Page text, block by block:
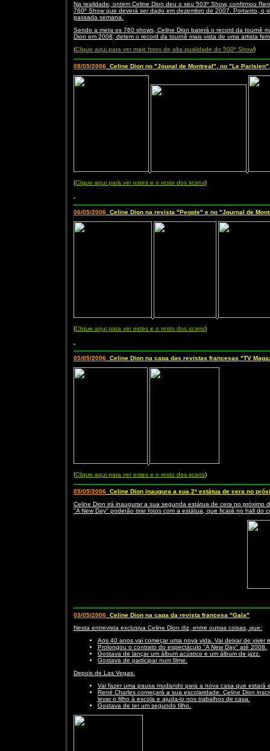
Na realidade, ontem Celine Dion deu o seu 503º Show, confirmou
760º Show que deverá ser dado em dezembro de 2007. Portanto, o
passada semana.
Sendo a meta os 760 shows, Celine Dion baterá o record da tournê
Dion em 2008, detem o record da tournê mais vista de uma artista
(Clique aqui para ver mais fotos de alta qualidade do 500º Show)
08/05/2006 Celine Dion no "Jounal de Montreal", no "Le
(Clique aqui para ver estes e o resto dos scans)
06/05/2006 Celine Dion na revista "People" e no "Journal de
(Clique aqui para ver estes e o resto dos scans)
05/05/2006 Celine Dion na capa das revistas francesas "TV
(Clique aqui para ver estes e o resto dos scans)
05/05/2006 Celine Dion inaugura a sua 2ª estátua de cera no
Celine Dion irá inaugurar a sua segunda estátua de cera no próximo
"A New Day" poderão tirar fotos com a estátua, que ficará no hall do
03/05/2006 Celine Dion na capa da revista francesa "Gala"
Nesta entrevista exclusiva Celine Dion diz, entre outras coisas, que:
Aos 40 anos vai começar uma nova vida. Vai deixar de
Prolongou o contrato do espectáculo "A New Day" até 2008.
Gostava de lançar um álbum acústico e um álbum de jazz.
Gostava de participar num filme.
Depois de Las Vegas:
Vai fazer uma pausa mudando para a nova casa que estará
René Charles começará a sua escolaridade. Celine Dion
levar o filho à escola e ajuda-lo nos trabalhos de casa.
Gostava de ter um segundo filho.